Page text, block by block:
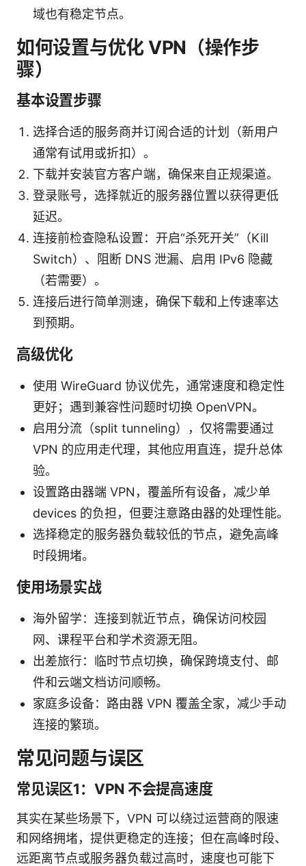
域也有稳定节点。
如何设置与优化 VPN（操作步
骤）
基本设置步骤
选择合适的服务商并订阅合适的计划（新用户
通常有试用或折扣）。
下载并安装官方客户端，确保来自正规渠道。
登录账号，选择就近的服务器位置以获得更低
延迟。
连接前检查隐私设置：开启“杀死开关”（Kill
Switch）、阻断 DNS 泄漏、启用 IPv6 隐藏
（若需要）。
连接后进行简单测速，确保下载和上传速率达
到预期。
高级优化
使用 WireGuard 协议优先，通常速度和稳定性
更好；遇到兼容性问题时切换 OpenVPN。
启用分流（split tunneling），仅将需要通过
VPN 的应用走代理，其他应用直连，提升总体
验。
设置路由器端 VPN，覆盖所有设备，减少单
devices 的负担，但要注意路由器的处理性能。
选择稳定的服务器负载较低的节点，避免高峰
时段拥堵。
使用场景实战
海外留学：连接到就近节点，确保访问校园
网、课程平台和学术资源无阻。
出差旅行：临时节点切换，确保跨境支付、邮
件和云端文档访问顺畅。
家庭多设备：路由器 VPN 覆盖全家，减少手动
连接的繁琐。
常见问题与误区
常见误区1：VPN 不会提高速度
其实在某些场景下，VPN 可以绕过运营商的限速
和网络拥堵，提供更稳定的连接；但在高峰时段、
远距离节点或服务器负载过高时，速度也可能下